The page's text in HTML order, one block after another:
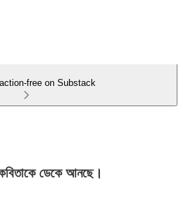
free on Substack
ডেকে আনছে।